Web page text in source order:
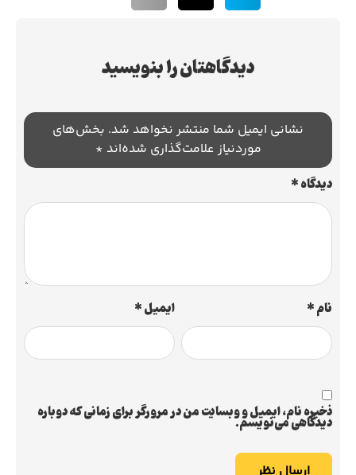
دیدگاهتان را بنویسید
نشانی ایمیل شما منتشر نخواهد شد. بخش‌های
موردنیاز علامت‌گذاری شده‌اند *
دیدگاه*
نام* ایمیل*
ذخیره نام، ایمیل و وبسایت من در مرورگر برای زمانی که دوباره
دیدگاهی می‌نویسم.